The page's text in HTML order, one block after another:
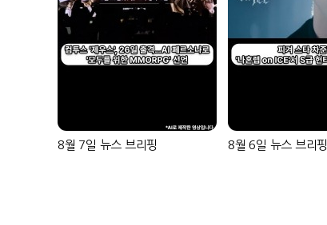
8월 7일 뉴스 브리핑 8월 6일 뉴스 브리핑